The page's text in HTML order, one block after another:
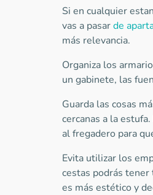
Si en cualquier
vas a pasarde
más relevancia.
Organiza los
un gabinete, las
Guarda las cosas
cercanas a la
al fregadero para
Evita utilizar los
cestas podrás tener
es más estético y